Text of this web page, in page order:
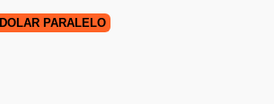
DÓLAR PARALELO